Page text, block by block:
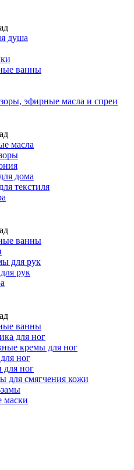
душа
ванны
эфирные масла и спреи
масла
дома
текстиля
ванны
для рук
рук
ванны
для ног
кремы для ног
ног
для ног
для смягчения кожи
маски